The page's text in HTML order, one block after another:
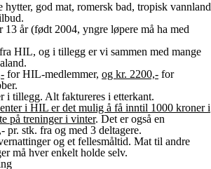
hytter, god mat, romersk bad, tropisk vannland
13 år (født 2004, yngre løpere må ha med
HIL, og i tillegg er vi sammen med mange
for HIL-medlemmer, og kr. 2200,- for
i tillegg. Alt faktureres i etterkant.
i HIL er det mulig å få inntil 1000 kroner i
på treninger i vinter. Det er også en
pr. stk. fra og med 3 deltagere.
og et fellesmåltid. Mat til andre
må hver enkelt holde selv.